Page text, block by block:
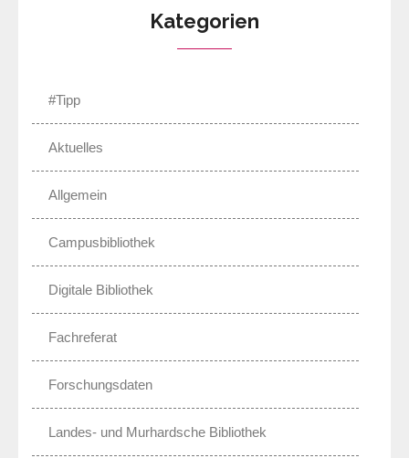
Kategorien
#Tipp
Aktuelles
Allgemein
Campusbibliothek
Digitale Bibliothek
Fachreferat
Forschungsdaten
Landes- und Murhardsche Bibliothek